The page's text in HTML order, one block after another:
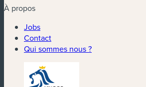
À propos
Jobs
Contact
Qui sommes nous ?